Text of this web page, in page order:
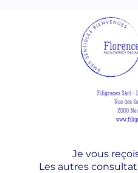
Je vous
Les autres